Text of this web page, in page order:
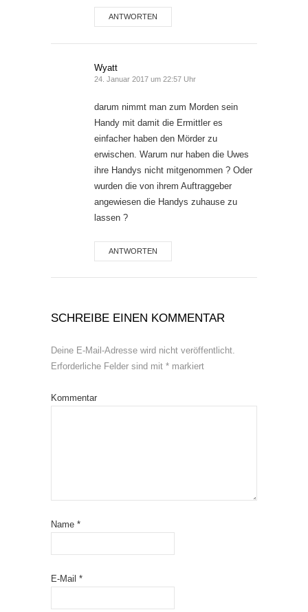
ANTWORTEN
Wyatt
24. Januar 2017 um 22:57 Uhr
darum nimmt man zum Morden sein
Handy mit damit die Ermittler es
einfacher haben den Mörder zu
erwischen. Warum nur haben die Uwes
ihre Handys nicht mitgenommen ? Oder
wurden die von ihrem Auftraggeber
angewiesen die Handys zuhause zu
lassen ?
ANTWORTEN
SCHREIBE EINEN KOMMENTAR
Deine E-Mail-Adresse wird nicht veröffentlicht.
Erforderliche Felder sind mit * markiert
Kommentar
Name *
E-Mail *